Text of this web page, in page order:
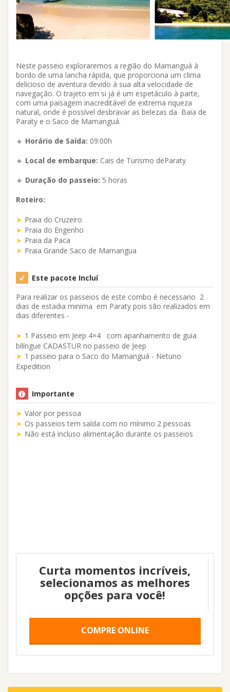
Neste passeio exploraremos a região do Mamanguá à
bordo de uma lancha rápida, que proporciona um clima
delicioso de aventura devido à sua alta velocidade de
navegação. O trajeto em si já é um espetáculo à parte,
com uma paisagem inacreditável de extrema riqueza
natural, onde é possível desbravar as belezas da Baia de
Paraty e o Saco de Mamanguá.
🔹 Horário de Saída: 09:00h
🔹 Local de embarque: Cais de Turismo deParaty
🔹 Duração do passeio: 5 horas
Roteiro:
Praia do Cruzeiro
Praia do Engenho
Praia da Paca
Praia Grande Saco de Mamangua
Este pacote Incluí
Para realizar os passeios de este combo é necessario 2
dias de estadia minima em Paraty pois são realizados em
dias diferentes -
1 Passeio em Jeep 4×4 com apanhamento de guia
bilíngue CADASTUR no passeio de Jeep
1 passeio para o Saco do Mamanguá - Netuno
Expedition
Importante
Valor por pessoa
Os passeios tem saída com no mínimo 2 pessoas
Não está incluso alimentação durante os passeios
Curta momentos incríveis,
selecionamos as melhores
opções para você!
COMPRE ONLINE